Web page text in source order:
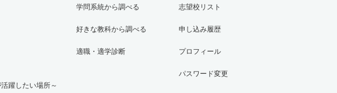
躍したい場所～
学問系統から調べる
好きな教科から調べる
適職・適学診断
志望校リスト
申し込み履歴
プロフィール
パスワード変更